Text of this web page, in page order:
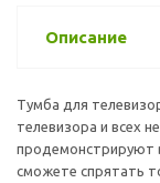
Описание
Тумба для
телевизора и всех
продемонстрируют
сможете спрятать